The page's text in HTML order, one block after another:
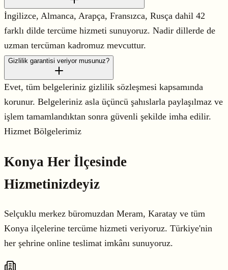
İngilizce, Almanca, Arapça, Fransızca, Rusça dahil 42
farklı dilde tercüme hizmeti sunuyoruz. Nadir dillerde de
uzman tercüman kadromuz mevcuttur.
Gizlilik garantisi veriyor musunuz?
Evet, tüm belgeleriniz gizlilik sözleşmesi kapsamında
korunur. Belgeleriniz asla üçüncü şahıslarla paylaşılmaz ve
işlem tamamlandıktan sonra güvenli şekilde imha edilir.
Hizmet Bölgelerimiz
Konya Her İlçesinde
Hizmetinizdeyiz
Selçuklu merkez büromuzdan Meram, Karatay ve tüm
Konya ilçelerine tercüme hizmeti veriyoruz. Türkiye'nin
her şehrine online teslimat imkânı sunuyoruz.